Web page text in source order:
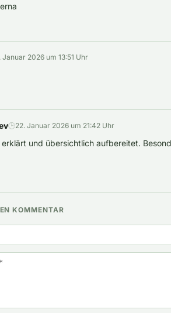
Januar 2026 um 13:51 Uhr
🕒22. Januar 2026 um 21:42 Uhr
und übersichtlich aufbereitet.
KOMMENTAR